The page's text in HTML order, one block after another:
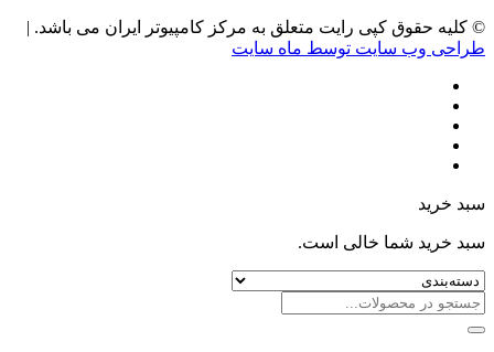
© کلیه حقوق کپی رایت متعلق به مرکز کامپیوتر ایران می باشد. |
طراحی وب سایت توسط ماه سایت
سبد خرید
سبد خرید شما خالی است.